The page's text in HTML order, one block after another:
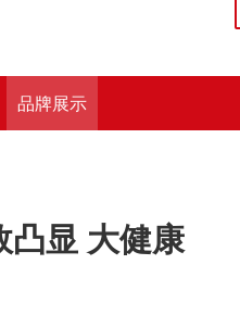
品牌展示
显 大健康